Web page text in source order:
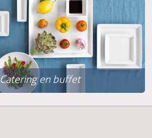
Catering en buffet